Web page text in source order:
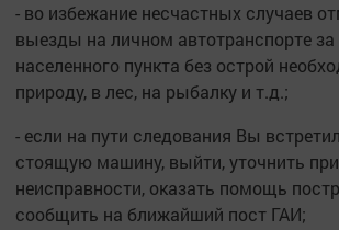
- во избежание несчастных случаев
выезды на личном автотранспорте
населенного пункта без острой
природу, в лес, на рыбалку и т.д.;
- если на пути следования Вы
стоящую машину, выйти, уточнить
неисправности, оказать помощь
сообщить на ближайший пост ГАИ;